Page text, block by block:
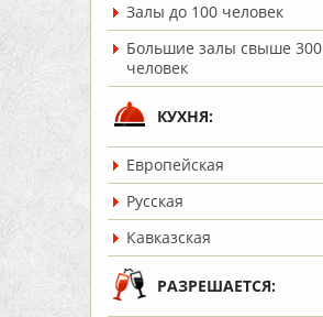
Залы до 100 человек
Большие залы свыше 300
человек
КУХНЯ:
Европейская
Русская
Кавказская
РАЗРЕШАЕТСЯ: